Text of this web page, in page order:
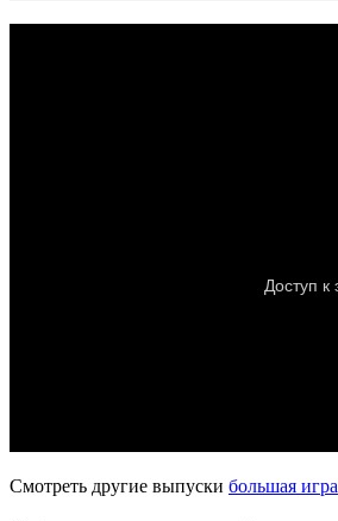
Смотреть другие выпуски большая игра